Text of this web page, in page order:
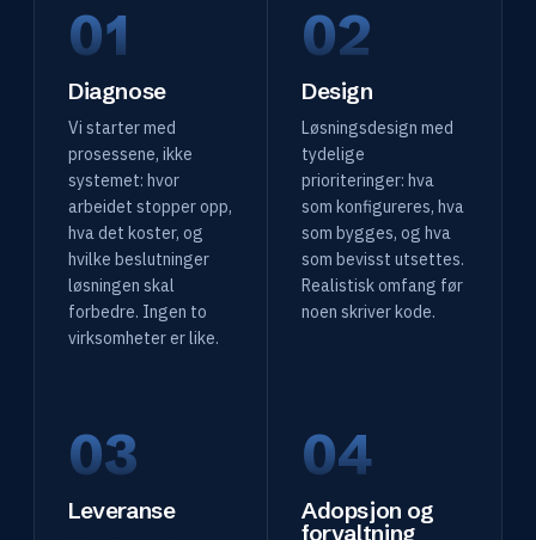
01
Diagnose
Vi starter med
prosessene, ikke
systemet: hvor
arbeidet stopper opp,
hva det koster, og
hvilke beslutninger
løsningen skal
forbedre. Ingen to
virksomheter er like.
02
Design
Løsningsdesign med
tydelige
prioriteringer: hva
som konfigureres, hva
som bygges, og hva
som bevisst utsettes.
Realistisk omfang før
noen skriver kode.
03
Leveranse
04
Adopsjon og
forvaltning